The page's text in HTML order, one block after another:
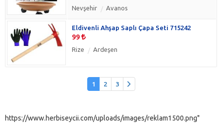
Nevşehir Avanos
Eldivenli Ahşap Saplı Çapa Seti 715242
99
Rize Ardeşen
1 2 3
https://www.herbiseycii.com/uploads/images/reklam1500.png"